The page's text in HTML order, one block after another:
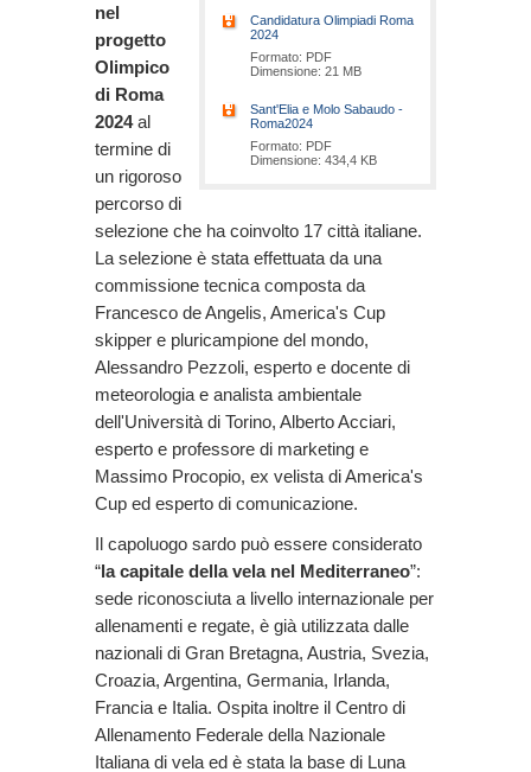
Candidatura Olimpiadi Roma
2024
Formato: PDF
Dimensione: 21 MB
Sant'Elia e Molo Sabaudo -
Roma2024
Formato: PDF
Dimensione: 434,4 KB
nel
progetto
Olimpico
di Roma
2024al
termine di
un rigoroso
percorso di
selezione che ha coinvolto 17 città italiane.
La selezione è stata effettuata da una
commissione tecnica composta da
Francesco de Angelis, America's Cup
skipper e pluricampione del mondo,
Alessandro Pezzoli, esperto e docente di
meteorologia e analista ambientale
dell'Università di Torino, Alberto Acciari,
esperto e professore di marketing e
Massimo Procopio, ex velista di America's
Cup ed esperto di comunicazione.
Il capoluogo sardo può essere considerato
“la capitale della vela nel Mediterraneo”:
sede riconosciuta a livello internazionale per
allenamenti e regate, è già utilizzata dalle
nazionali di Gran Bretagna, Austria, Svezia,
Croazia, Argentina, Germania, Irlanda,
Francia e Italia. Ospita inoltre il Centro di
Allenamento Federale della Nazionale
Italiana di vela ed è stata la base di Luna